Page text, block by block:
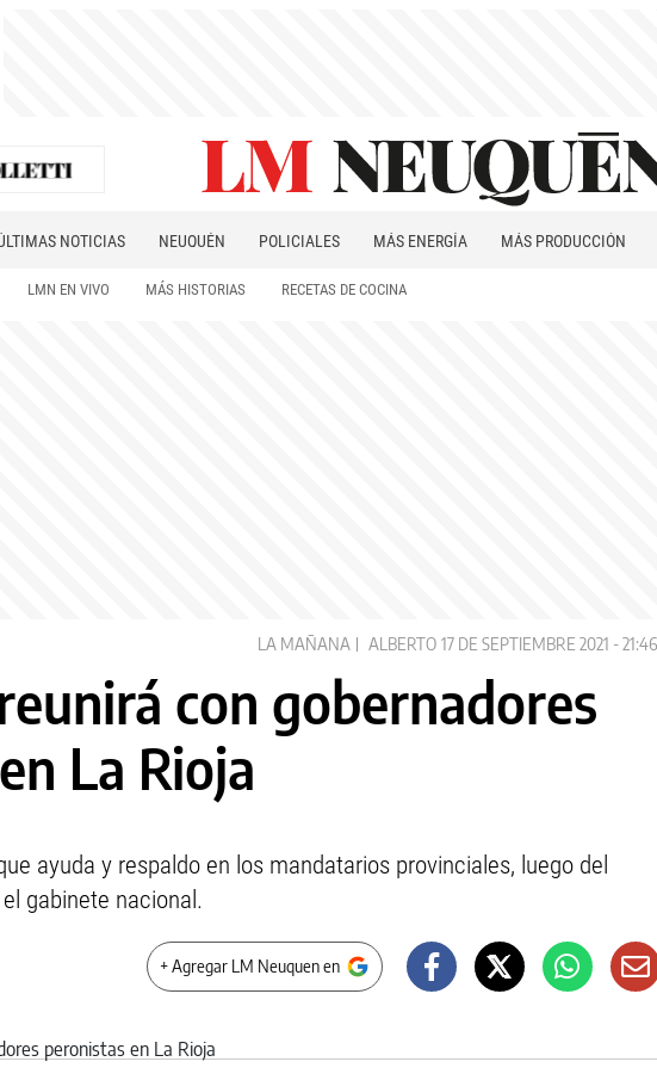
NOTICIAS NEUQUÉN POLICIALES MÁS ENERGÍA MÁS PRODUCCIÓN
LMN EN VIVO MÁS HISTORIAS RECETAS DE COCINA
LA MAÑANA ALBERTO 17 DE SEPTIEMBRE 2021 - 21:46
con gobernadores
La Rioja
ayuda y respaldo en los mandatarios provinciales, luego del
gabinete nacional.
+ Agregar LM Neuquen en